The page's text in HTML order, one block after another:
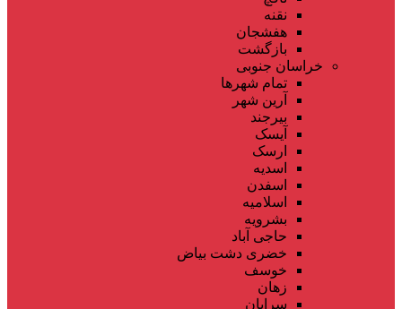
نقنه
هفشجان
بازگشت
خراسان جنوبی
تمام شهر‌ها
آرین شهر
بیرجند
آیسک
ارسک
اسدیه
اسفدن
اسلامیه
بشرویه
حاجی آباد
خضری دشت بیاض
خوسف
زهان
سرایان